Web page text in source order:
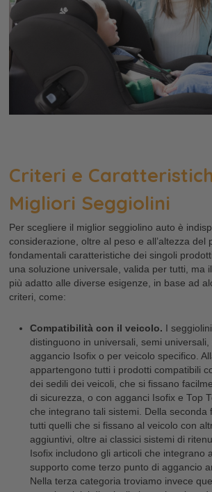
Criteri e
Migliori Seggiolini
Per scegliere il miglior seggiolino auto è
considerazione, oltre al peso e all’altezza del
fondamentali caratteristiche dei singoli
una soluzione universale, valida per tutti, ma
più adatto alle diverse esigenze, in base ad
criteri, come:
Compatibilità con il veicolo. I
distinguono in universali, semi universali,
aggancio Isofix o per veicolo specifico.
appartengono tutti i prodotti compatibili
dei sedili dei veicoli, che si fissano
di sicurezza, o con agganci Isofix e Top
che integrano tali sistemi. Della seconda
tutti quelli che si fissano al veicolo con
aggiuntivi, oltre ai classici sistemi di
Isofix includono gli articoli che integrano
supporto come terzo punto di aggancio
Nella terza categoria troviamo invece